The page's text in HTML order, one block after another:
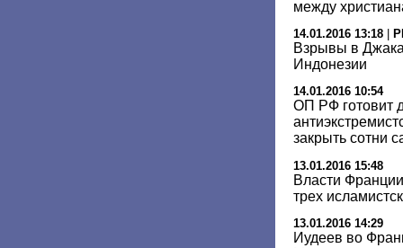
между
14.01.2016 13:18
Взрывы в
Индонезии
14.01.2016 10:54
ОП РФ готовит
закрыть сотни
13.01.2016 15:48
Власти
трех
13.01.2016 14:29
Иудеев во